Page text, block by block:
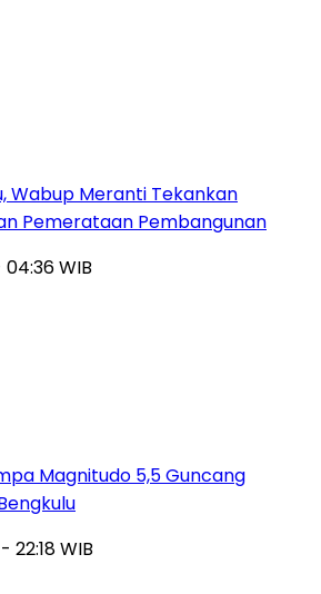
Wabup Meranti Tekankan
Pemerataan Pembangunan
04:36 WIB
Magnitudo 5,5 Guncang
22:18 WIB